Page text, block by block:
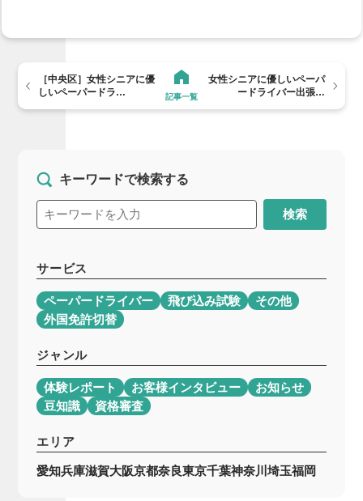
［中央区］女性シニアに優
しいペーパードラ…
記事一覧
女性シニアに優しいペーパ
ードライバー出張…
キーワードで検索する
検索
サービス
ペーパードライバー 飛び込み試験
その他
外国免許切替
ジャンル
体験レポート お客様インタビュー
お知らせ
豆知識
資格審査
エリア
愛知兵庫滋賀大阪京都奈良東京千葉神奈川埼玉福岡